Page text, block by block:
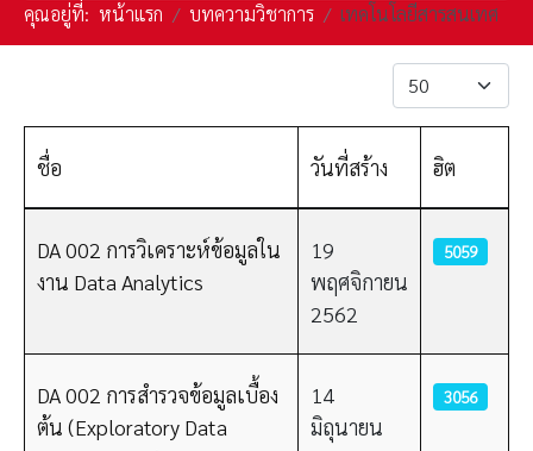
คุณอยู่ที่: หน้าแรก บทความวิชาการ เทคโนโลยีสารสนเทศ
แสดง #
ชื่อ วันที่สร้าง ฮิต
DA 002 การวิเคราะห์ข้อมูลใน
งาน Data Analytics
19
พฤศจิกายน
2562
5059
DA 002 การสำรวจข้อมูลเบื้อง
ต้น (Exploratory Data
14
มิถุนายน
3056